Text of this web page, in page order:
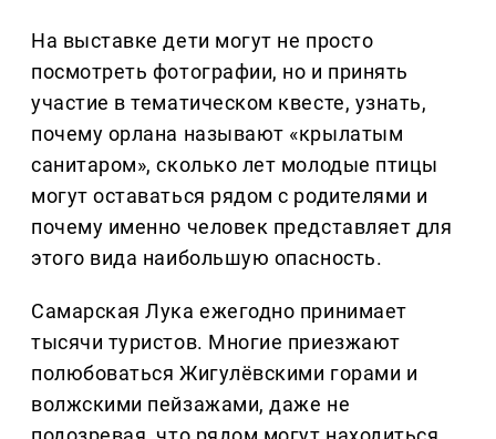
На выставке дети могут не просто
посмотреть фотографии, но и принять
участие в тематическом квесте, узнать,
почему орлана называют «крылатым
санитаром», сколько лет молодые птицы
могут оставаться рядом с родителями и
почему именно человек представляет для
этого вида наибольшую опасность.
Самарская Лука ежегодно принимает
тысячи туристов. Многие приезжают
полюбоваться Жигулёвскими горами и
волжскими пейзажами, даже не